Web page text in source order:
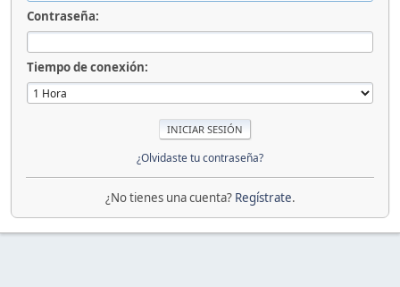
Contraseña:
Tiempo de conexión:
¿Olvidaste tu contraseña?
¿No tienes una cuenta? Regístrate.